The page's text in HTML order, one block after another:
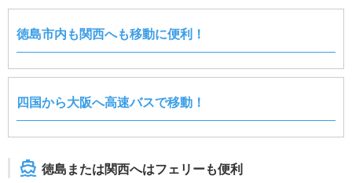
徳島市内も関西へも移動に便利！
四国から大阪へ高速バスで移動！
directions_boat 徳島または関西へはフェリーも便利